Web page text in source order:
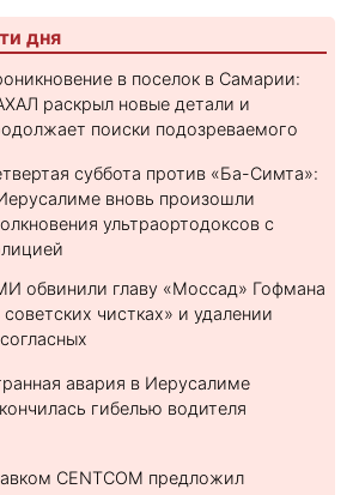
дня
в поселок в Самарии:
раскрыл новые детали и
поиски подозреваемого
суббота против «Ба-Симта»:
вновь произошли
ультраортодоксов с
обвинили главу «Моссад» Гофмана
советских чистках» и удалении
авария в Иерусалиме
гибелью водителя
CENTCOM предложил